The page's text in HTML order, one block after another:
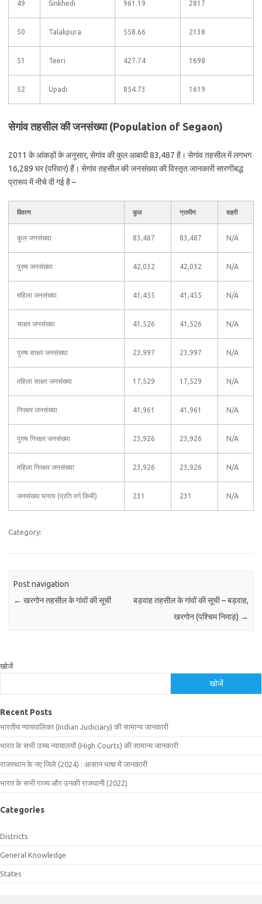
49 Sinkhedi 961.19 2817
50 Talakpura 558.66 2138
51 Teeri 427.74 1698
52 Upadi 854.73 1619
सेगांव तहसील की जनसंख्या (Population of Segaon)
2011 के आंकड़ों के अनुसार, सेगांव की कुल आबादी 83,487 है। सेगांव तहसील में लगभग
16,289 घर (परिवार) हैं। सेगांव तहसील की जनसंख्या की विस्तृत जानकारी सारणीबद्ध
प्रारूप में नीचे दी गई है –
विवरण कुल ग्रामीण शहरी
कुल जनसंख्या 83,487 83,487 N/A
पुरुष जनसंख्या 42,032 42,032 N/A
महिला जनसंख्या 41,455 41,455 N/A
साक्षर जनसंख्या 41,526 41,526 N/A
पुरुष साक्षर जनसंख्या 23,997 23,997 N/A
महिला साक्षर जनसंख्या 17,529 17,529 N/A
निरक्षर जनसंख्या 41,961 41,961 N/A
पुरुष निरक्षर जनसंख्या 23,926 23,926 N/A
महिला निरक्षर जनसंख्या 23,926 23,926 N/A
जनसंख्या घनत्व (प्रति वर्ग किमी) 231 231 N/A
Category:
Post navigation
← खरगोन तहसील के गांवों की सूची
बड़वाह तहसील के गांवों की सूची – बड़वाह,
खरगोन (पश्चिम निमाड़) →
खोजें
खोजें
Recent Posts
भारतीय न्यायपालिका (Indian Judiciary) की सामान्य जानकारी
भारत के सभी उच्च न्यायालयों (High Courts) की सामान्य जानकारी
राजस्थान के नए जिले (2024) : आसान भाषा में जानकारी
भारत के सभी राज्य और उनकी राजधानी (2022)
Categories
Districts
General Knowledge
States